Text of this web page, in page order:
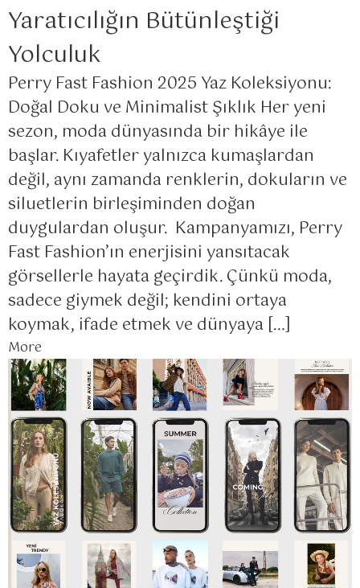
Yaratıcılığın Bütünleştiği
Yolculuk
Perry Fast Fashion 2025 Yaz Koleksiyonu:
Doğal Doku ve Minimalist Şıklık Her yeni
sezon, moda dünyasında bir hikâye ile
başlar. Kıyafetler yalnızca kumaşlardan
değil, aynı zamanda renklerin, dokuların ve
siluetlerin birleşiminden doğan
duygulardan oluşur. Kampanyamızı, Perry
Fast Fashion’ın enerjisini yansıtacak
görsellerle hayata geçirdik. Çünkü moda,
sadece giymek değil; kendini ortaya
koymak, ifade etmek ve dünyaya […]
More